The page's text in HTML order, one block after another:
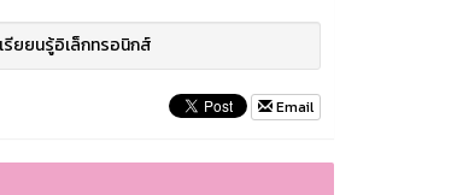
รียยนรู้อิเล็กทรอนิกส์
Email